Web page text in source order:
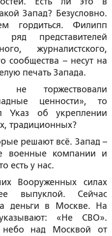
Запад? Безусловно.
гордиться. Филипп
представителей
журналистского,
сообщества – несут на
печать Запада.
торжествовали
ценности», то
об укреплении
традиционных?
решают всё. Запад –
военные компании и
есть у нас.
Вооруженных силах
выпуклой. Сейчас
деньги в Москве. На
«Не СВО».
небо над Москвой от